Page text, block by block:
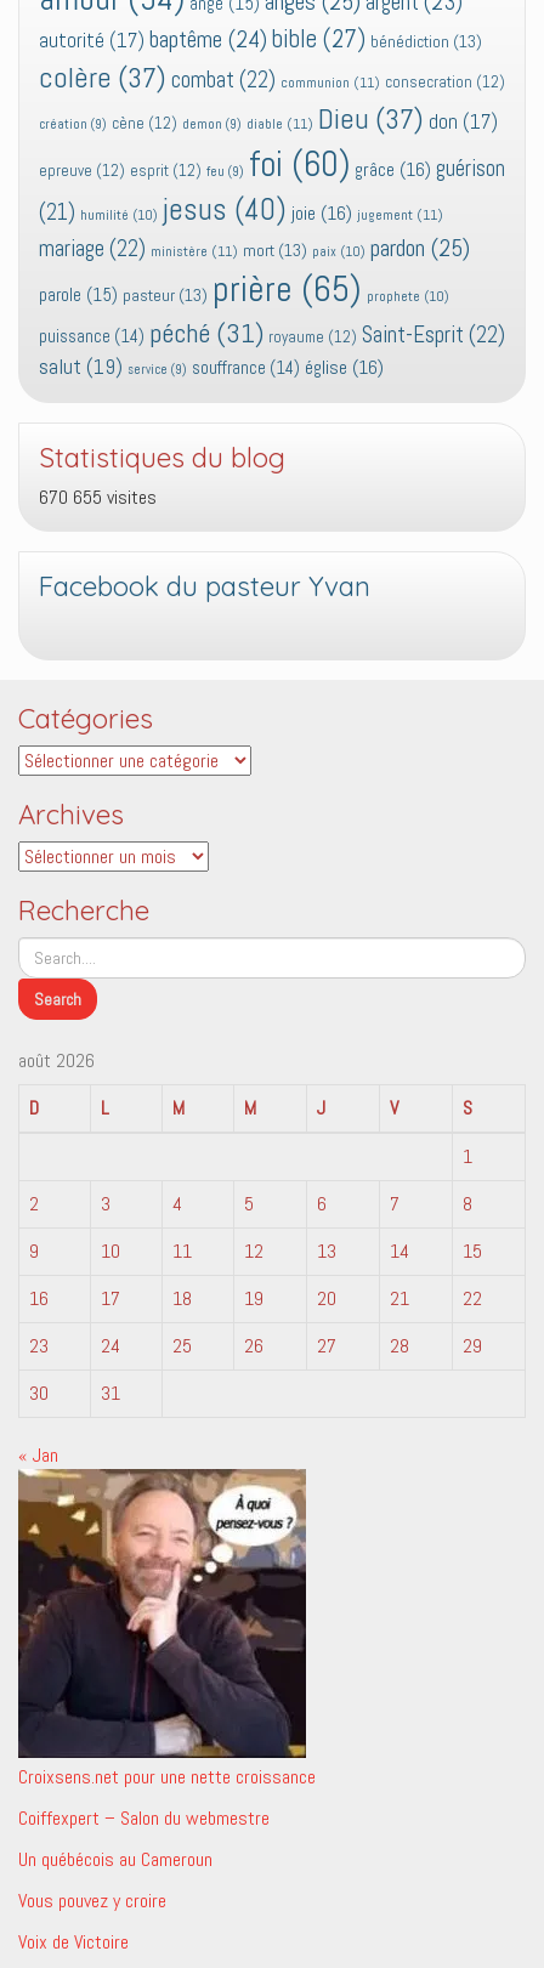
autorité (17) baptême (24) bible (27) bénédiction (13)
colère (37) combat (22) communion (11) consecration (12)
création (9) cène (12) demon (9) diable (11) Dieu (37) don (17)
epreuve (12) esprit (12) feu (9) foi (60) grâce (16) guérison
(21) humilité (10) jesus (40) joie (16) jugement (11)
mariage (22) ministère (11) mort (13) paix (10) pardon (25)
parole (15) pasteur (13) prière (65) prophete (10)
puissance (14) péché (31) royaume (12) Saint-Esprit (22)
salut (19) service (9) souffrance (14) église (16)
Statistiques du blog
670 655 visites
Facebook du pasteur Yvan
Catégories
Catégories
Archives
Archives
Recherche
août 2026
D
L M M J V
S
1
2
3 4 5 6 7
8
9
10 11 12 13 14
15
16
17 18 19 20 21
22
23
24 25 26 27 28
29
30
31
« Jan
Croixsens.net pour une nette croissance
Coiffexpert – Salon du webmestre
Un québécois au Cameroun
Vous pouvez y croire
Voix de Victoire